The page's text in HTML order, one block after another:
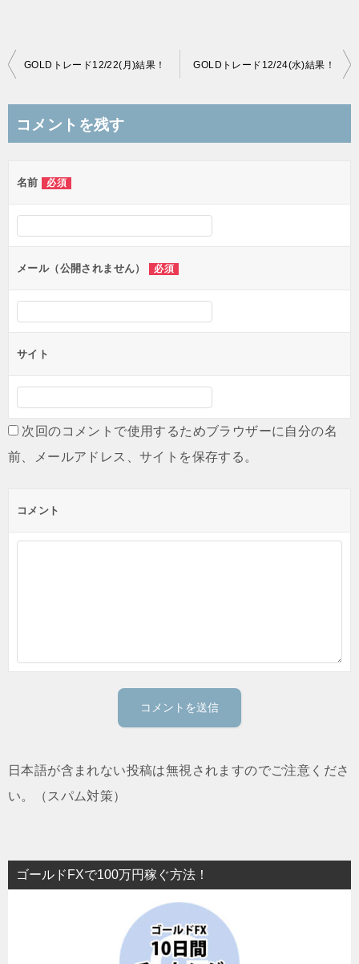
投
ビ
ー
シ
ョ
ン
GOLDトレード12/22(月)結果！ GOLDトレード12/24(水)結果！
コメントを残す
名前 必須
メール（公開されません） 必須
サイト
次回のコメントで使用するためブラウザーに自分の名
前、メールアドレス、サイトを保存する。
コメント
日本語が含まれない投稿は無視されますのでご注意くださ
い。（スパム対策）
ゴールドFXで100万円稼ぐ方法！